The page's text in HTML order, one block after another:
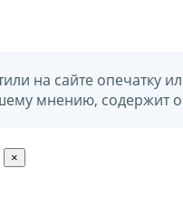
на сайте опечатку
мнению,
×